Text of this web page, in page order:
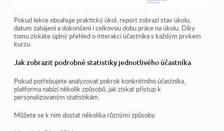
Pokud lekce obsahuje praktický úkol, report zobrazí stav úkolu,
datum zahájení a dokončení i celkovou dobu práce na úkolu. Díky
tomu získáte úplný přehled o interakci účastníka s každým prvkem
kurzu.
Jak zobrazit podrobné statistiky jednotlivého účastníka
Pokud potřebujete analyzovat pokrok konkrétního účastníka,
platforma nabízí několik způsobů, jak získat přístup k
personalizovaným statistikám.
Můžete se k nim dostat několika různými způsoby.